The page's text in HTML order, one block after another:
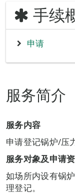
手续
申请
服务简介
服务内容
申请登记锅炉/压
服务对象及申请
如场所内设有锅
理登记。